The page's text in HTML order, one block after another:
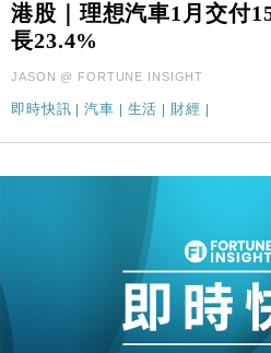
港股｜理想汽車1月交付
長23.4%
JASON @ FORTUNE INSIGHT
即時快訊 |汽車 生活 財經